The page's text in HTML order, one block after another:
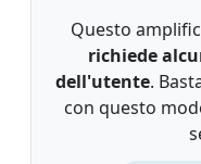
Questo
richiede
dell'utente.
con questo